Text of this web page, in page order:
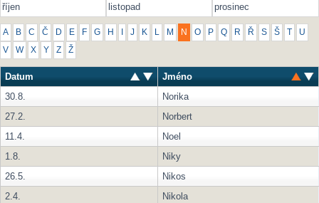
říjen
listopad prosinec
A B C Č D E F G H J K L M N O P Q R Ř S Š U
V W X Y Z Ž
Datum
Jméno
30.8.
Norika
27.2.
Norbert
11.4.
Noel
1.8.
Niky
26.5.
Nikos
2.4.
Nikola